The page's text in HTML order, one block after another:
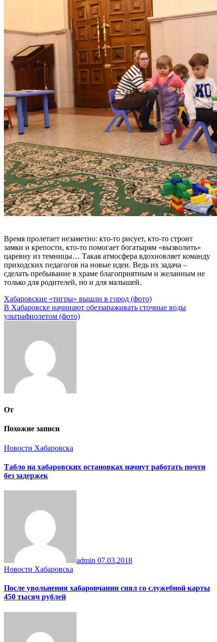
Время пролетает незаметно: кто-то рисует, кто-то строит
замки и крепости, кто-то помогает богатырям «вызволить»
царевну из темницы… Такая атмосфера вдохновляет команду
приходских педагогов на новые идеи. Ведь их задача –
сделать пребывание в храме благоприятным и желанным не
только для родителей, но и для малышей.
Навигация
по
Хабаровские «тигры» вышли в город (фото)
В Хабаровске начинают обеззараживать сточные воды
ультрафиолетом (фото)
От
Похожие записи
Новости Хабаровска
Табло на хабаровских остановках начнут работать почти
без задержек
admin 07.03.2018
Новости Хабаровска
После увольнения хабаровчанин снял со служебной карты
450 тысяч рублей